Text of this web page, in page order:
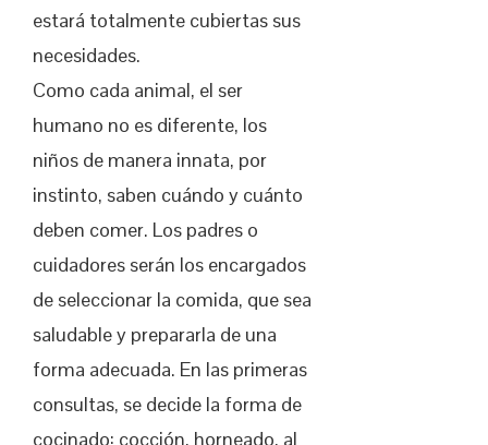
estará totalmente cubiertas sus
necesidades.
Como cada animal, el ser
humano no es diferente, los
niños de manera innata, por
instinto, saben cuándo y cuánto
deben comer. Los padres o
cuidadores serán los encargados
de seleccionar la comida, que sea
saludable y prepararla de una
forma adecuada. En las primeras
consultas, se decide la forma de
cocinado: cocción, horneado, al